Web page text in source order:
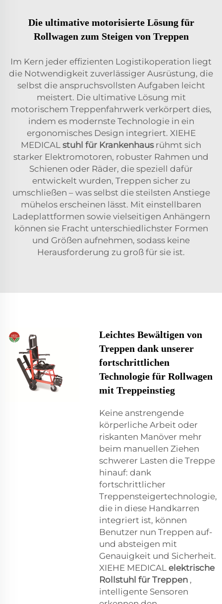
Die ultimative motorisierte Lösung für
Rollwagen zum Steigen von Treppen
Im Kern jeder effizienten Logistikoperation liegt
die Notwendigkeit zuverlässiger Ausrüstung, die
selbst die anspruchsvollsten Aufgaben leicht
meistert. Die ultimative Lösung mit
motorischem Treppenfahrwerk verkörpert dies,
indem es modernste Technologie in ein
ergonomisches Design integriert. XIEHE
MEDICAL stuhl für Krankenhaus rühmt sich
starker Elektromotoren, robuster Rahmen und
Schienen oder Räder, die speziell dafür
entwickelt wurden, Treppen sicher zu
umschließen – was selbst die steilsten Anstiege
mühelos erscheinen lässt. Mit einstellbaren
Ladeplattformen sowie vielseitigen Anhängern
können sie Fracht unterschiedlichster Formen
und Größen aufnehmen, sodass keine
Herausforderung zu groß für sie ist.
Leichtes Bewältigen von
Treppen dank unserer
fortschrittlichen
Technologie für Rollwagen
mit Treppeinstieg
Keine anstrengende
körperliche Arbeit oder
riskanten Manöver mehr
beim manuellen Ziehen
schwerer Lasten die Treppe
hinauf: dank
fortschrittlicher
Treppensteigertechnologie,
die in diese Handkarren
integriert ist, können
Benutzer nun Treppen auf-
und absteigen mit
Genauigkeit und Sicherheit.
XIEHE MEDICAL elektrische
Rollstuhl für Treppen ,
intelligente Sensoren